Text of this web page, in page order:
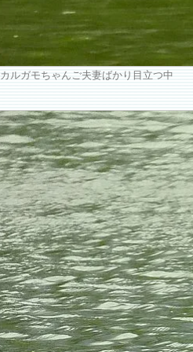
カルガモちゃんご夫妻ばかり目立つ中